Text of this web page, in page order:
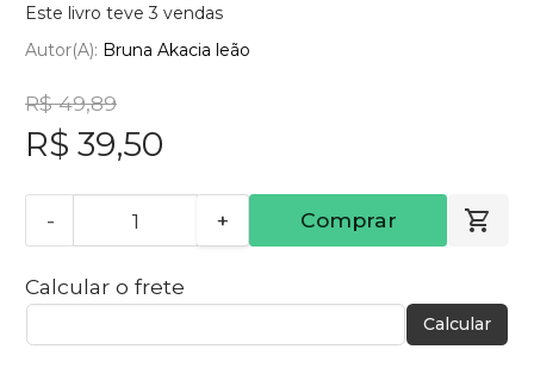
Este livro teve 3 vendas
Autor(a): Bruna Akacia leão
R$ 49,89
R$ 39,50
- + Comprar
Calcular o frete
Calcular